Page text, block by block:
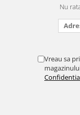
Nu
Vreau sa